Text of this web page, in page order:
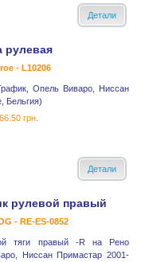
Детали
рулевая
- L10206
Опель Виваро, Ниссан
Бельгия)
грн.
Детали
рулевой правый
- RE-ES-0852
тяги правый -R на Рено
Ниссан Примастар 2001-